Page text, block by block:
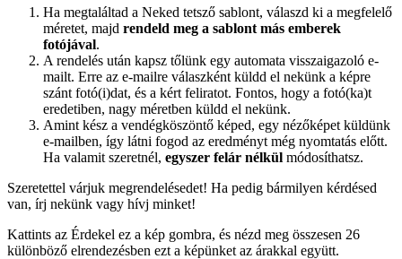
Ha megtaláltad a Neked tetsző sablont, válaszd ki a megfelelő
méretet, majd rendeld meg a sablont más emberek
fotójával.
A rendelés után kapsz tőlünk egy automata visszaigazoló e-
mailt. Erre az e-mailre válaszként küldd el nekünk a képre
szánt fotó(i)dat, és a kért feliratot. Fontos, hogy a fotó(ka)t
eredetiben, nagy méretben küldd el nekünk.
Amint kész a vendégköszöntő képed, egy nézőképet küldünk
e-mailben, így látni fogod az eredményt még nyomtatás előtt.
Ha valamit szeretnél, egyszer felár nélkül módosíthatsz.
Szeretettel várjuk megrendelésedet! Ha pedig bármilyen kérdésed
van, írj nekünk vagy hívj minket!
Kattints az Érdekel ez a kép gombra, és nézd meg összesen 26
különböző elrendezésben ezt a képünket az árakkal együtt.